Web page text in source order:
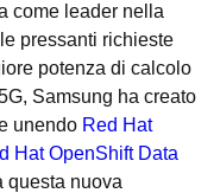
come leader nella
pressanti richieste
potenza di calcolo
Samsung ha creato
unendo Red Hat
Hat OpenShift Data
questa nuova